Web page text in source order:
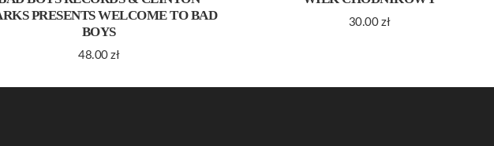
PRESENTS WELCOME TO BAD
BOYS
48.00zł
30.00zł